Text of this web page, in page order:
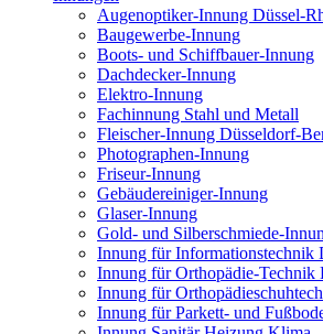
Augenoptiker-Innung Düssel-
Baugewerbe-Innung
Boots- und Schiffbauer-Innung
Dachdecker-Innung
Elektro-Innung
Fachinnung Stahl und Metall
Fleischer-Innung Düsseldorf-
Photographen-Innung
Friseur-Innung
Gebäudereiniger-Innung
Glaser-Innung
Gold- und Silberschmiede-
Innung für Informationstechnik
Innung für Orthopädie-Technik
Innung für
Innung für Parkett- und